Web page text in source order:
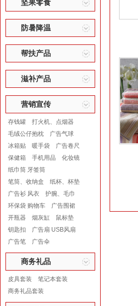
坚果零食
防暑降温
帮扶产品
滋补产品
营销宣传
存钱罐
打火机、点烟器
毛绒公仔抱枕
广告气球
冰箱贴
暖手袋
广告卷尺
保健箱
手机用品
化妆镜
纸巾筒 牙签筒
笔筒、收纳盒
纸杯、杯垫
广告衫 风衣
护腕、毛巾
环保袋 购物车
广告围裙
开瓶器
烟灰缸
鼠标垫
钥匙扣
广告扇 USB风扇
广告笔
广告伞
商务礼品
皮具套装
笔记本套装
商务礼品套装